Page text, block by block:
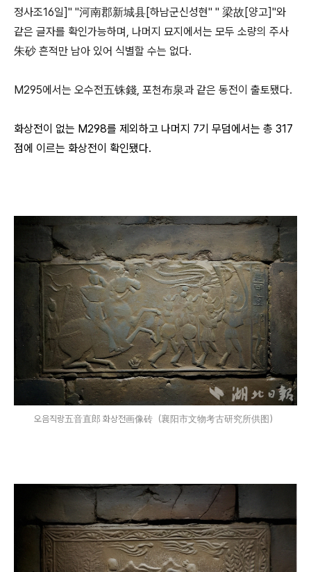
정사조16일]" "河南郡新城县[하남군신성현" " 梁故[양고]"와
같은 글자를 확인가능하며, 나머지 묘지에서는 모두 소량의 주사
朱砂 흔적만 남아 있어 식별할 수는 없다.
M295에서는 오수전五铢錢, 포천布泉과 같은 동전이 출토됐다.
화상전이 없는 M298를 제외하고 나머지 7기 무덤에서는 총 317
점에 이르는 화상전이 확인됐다.
오음직랑五音直郎 화상전画像砖（襄阳市文物考古研究所供图）